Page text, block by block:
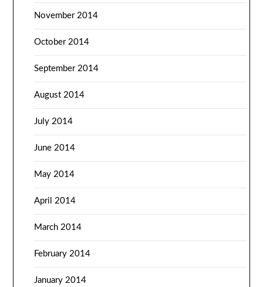
November 2014
October 2014
September 2014
August 2014
July 2014
June 2014
May 2014
April 2014
March 2014
February 2014
January 2014